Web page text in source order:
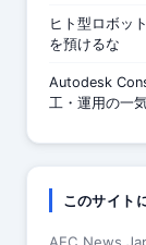
ヒト型ロボッ
を預けるな
Autodesk
工・運用の一
このサイト